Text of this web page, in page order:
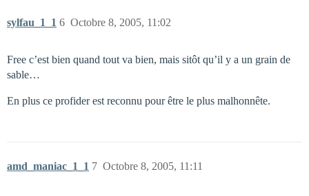
sylfau_1_1 Octobre 8, 2005, 11:02
6
Free c’est bien quand tout va bien, mais sitôt qu’il y a un grain de
sable…
En plus ce profider est reconnu pour être le plus malhonnête.
amd_maniac_1_1 Octobre 8, 2005, 11:11
7